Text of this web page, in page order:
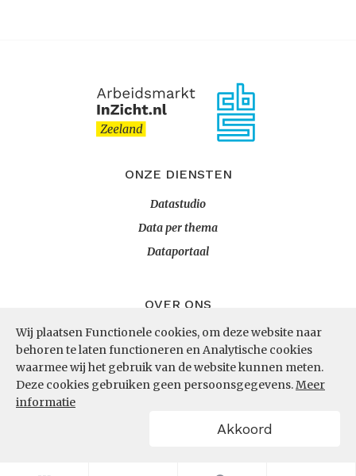
Wij plaatsen Functionele cookies, om deze website naar
behoren te laten functioneren en Analytische cookies
waarmee wij het gebruik van de website kunnen meten.
Deze cookies gebruiken geen persoonsgegevens.Meer
informatie
Akkoord
ONZE DIENSTEN
Datastudio
Data per thema
Dataportaal
OVER ONS
InZicht
Contact